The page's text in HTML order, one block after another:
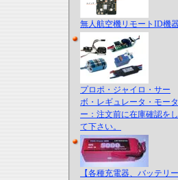
無人航空機リモートID機
プロポ・ジャイロ・サー
ボ・レギュレータ・モータ
ー：注文前に在庫確認をし
て下さい。
【各種充電器、バッテリー